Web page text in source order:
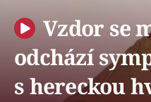
Vzdor se
odchází
s hereckou